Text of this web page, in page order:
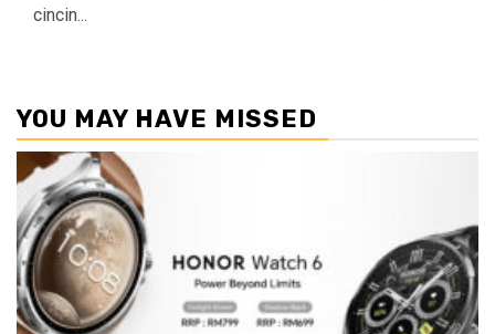
cincin...
YOU MAY HAVE MISSED